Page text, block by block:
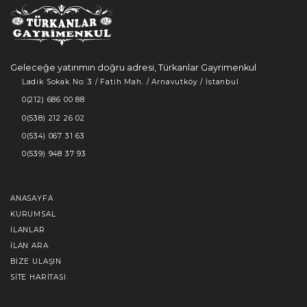
Geleceğe yatırımın doğru adresi, Türkanlar Gayrimenkul
Ladik Sokak No: 3 / Fatih Mah. / Arnavutköy / İstanbul
0(212) 686 00 88
0(538) 212 26 02
0(534) 067 31 63
0(539) 948 37 93
ANASAYFA
KURUMSAL
İLANLAR
İLAN ARA
BIZE ULAŞIN
SITE HARITASI